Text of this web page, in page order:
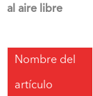
al aire libre
Nombre del
artículo